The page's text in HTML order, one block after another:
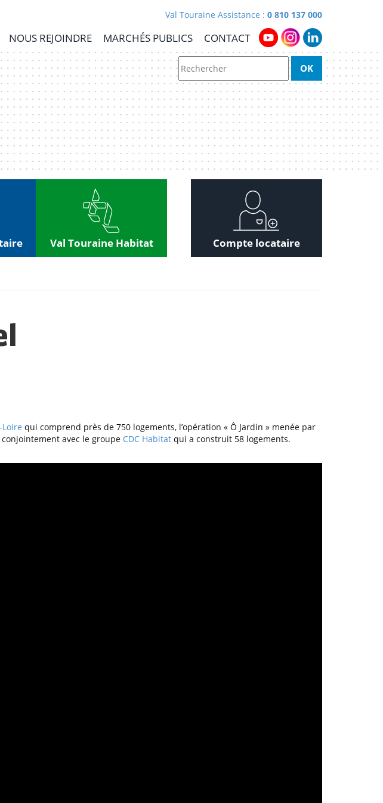
Val Touraine Assistance : 0 810 137 000
NOUS REJOINDRE MARCHÉS PUBLICS CONTACT
Val Touraine Habitat Compte locataire
qui comprend près de 750 logements, l’opération « Ô Jardin » menée par
avec le groupe CDC Habitat qui a construit 58 logements.